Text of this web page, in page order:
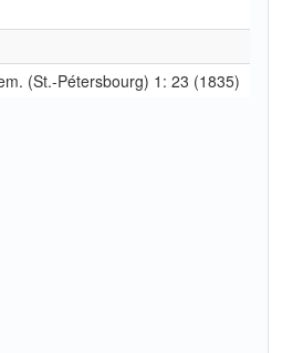
(St.-Pétersbourg) 1: 23 (1835)